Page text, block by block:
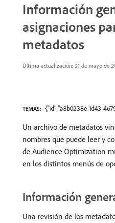
Información
asignaciones
metadatos
Última actualización: 21 de mayo de
TEMAS: {"id":"a8b0238e-1d43-
Un archivo de metadatos
nombres que puede leer y
de Audience Optimization
en los distintos menús de
Información
Una revisión de los